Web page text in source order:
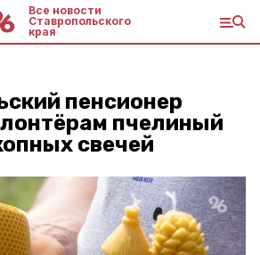
Все новости
Ставропольского
края
пенсионер
пчелиный
свечей